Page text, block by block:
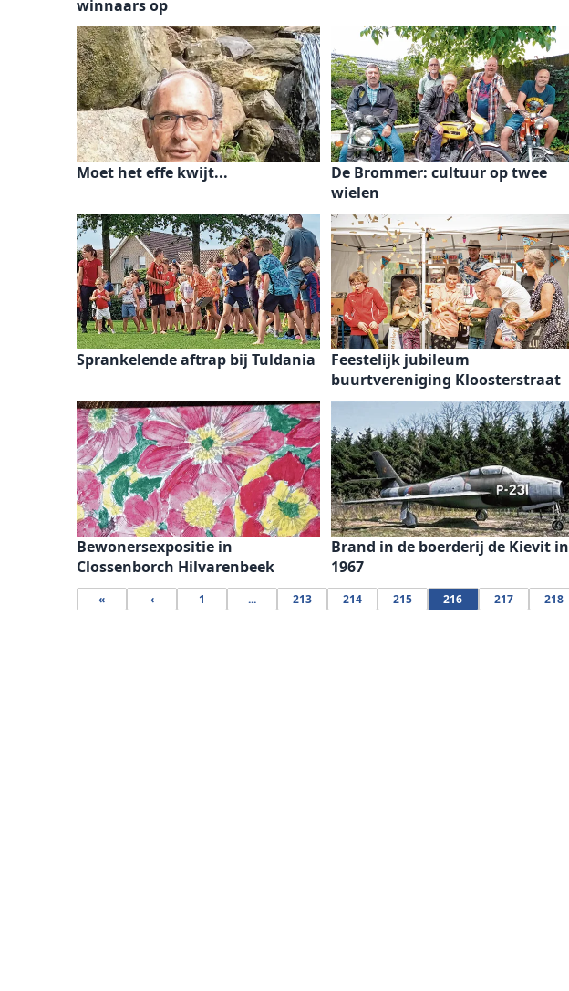
winnaars op
Moet het effe kwijt...
De Brommer: cultuur op twee
wielen
Sprankelende aftrap bij Tuldania
Feestelijk jubileum
buurtvereniging Kloosterstraat
Bewonersexpositie in
Clossenborch Hilvarenbeek
Brand in de boerderij de Kievit in
1967
« ‹ 1 ... 213 214 215 216 217 218